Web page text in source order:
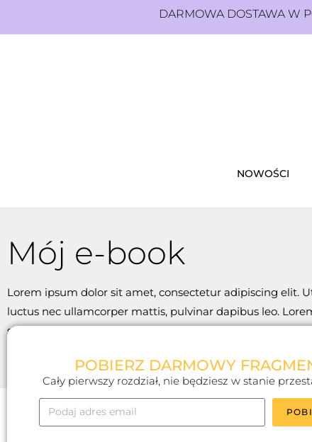
DARMOWA DOSTAWA W
NOWOŚCI
Mój e-book
Lorem ipsum dolor sit amet, consectetur adipiscing elit.
luctus nec ullamcorper mattis, pulvinar dapibus leo.
sit amet, consectetur adipiscing elit. Ut elit tellus, luctus
POBIERZ DARMOWY
Cały pierwszy rozdział, nie będziesz w stanie